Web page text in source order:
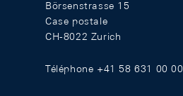
Börsenstrasse 15
Case postale
CH-8022 Zurich
Téléphone +41 58 631 00 00